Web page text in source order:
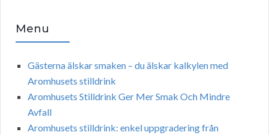
Menu
Gästerna älskar smaken – du älskar kalkylen med
Aromhusets stilldrink
Aromhusets Stilldrink Ger Mer Smak Och Mindre
Avfall
Aromhusets stilldrink: enkel uppgradering från